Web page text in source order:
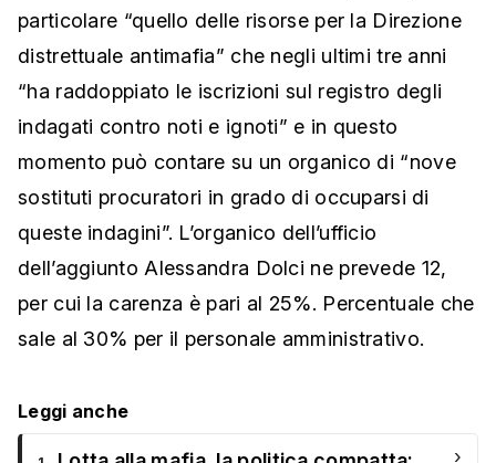
particolare “quello delle risorse per la Direzione
distrettuale antimafia” che negli ultimi tre anni
“ha raddoppiato le iscrizioni sul registro degli
indagati contro noti e ignoti” e in questo
momento può contare su un organico di “nove
sostituti procuratori in grado di occuparsi di
queste indagini”. L’organico dell’ufficio
dell’aggiunto Alessandra Dolci ne prevede 12,
per cui la carenza è pari al 25%. Percentuale che
sale al 30% per il personale amministrativo.
Leggi anche
›